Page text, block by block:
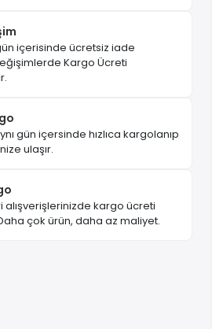
içerisinde ücretsiz iade
Kargo Ücreti
gün içersinde hızlıca kargolanıp
ulaşır.
alışverişlerinizde kargo ücreti
çok ürün, daha az maliyet.